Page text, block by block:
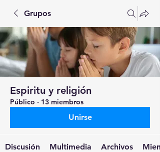
Grupos
Espiritu y religión
Público · 13 miembros
Unirse
Discusión Multimedia Archivos